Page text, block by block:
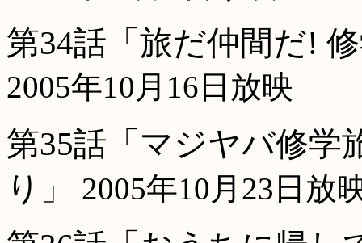
第34話「旅だ仲間だ!
2005年10月16日放映
第35話「マジヤバ修学
り」
2005年10月23日放